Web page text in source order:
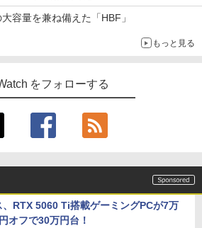
容量を兼ね備えた「HBF」
もっと見る
をフォローする
、RTX 5060 Ti搭載ゲーミングPCが7万
オフで30万円台！